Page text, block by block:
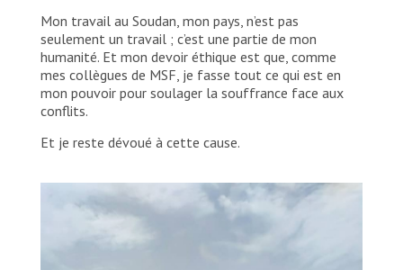
Mon travail au Soudan, mon pays, n’est pas
seulement un travail ; c’est une partie de mon
humanité. Et mon devoir éthique est que, comme
mes collègues de MSF, je fasse tout ce qui est en
mon pouvoir pour soulager la souffrance face aux
conflits.
Et je reste dévoué à cette cause.